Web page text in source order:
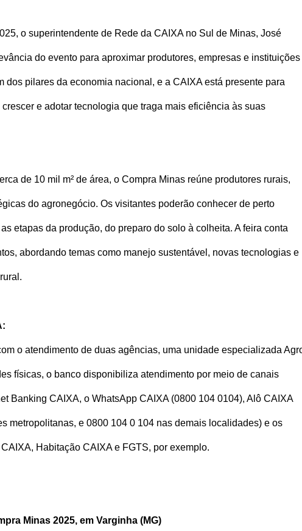
o superintendente de Rede da CAIXA no Sul de Minas, José
do evento para aproximar produtores, empresas e instituições
dos pilares da economia nacional, e a CAIXA está presente para
e adotar tecnologia que traga mais eficiência às suas
de 10 mil m² de área, o Compra Minas reúne produtores rurais,
do agronegócio. Os visitantes poderão conhecer de perto
etapas da produção, do preparo do solo à colheita. A feira conta
abordando temas como manejo sustentável, novas tecnologias e
o atendimento de duas agências, uma unidade especializada
físicas, o banco disponibiliza atendimento por meio de canais
Banking CAIXA, o WhatsApp CAIXA (0800 104 0104), Alô CAIXA
metropolitanas, e 0800 104 0 104 nas demais localidades) e os
Habitação CAIXA e FGTS, por exemplo.
Minas 2025, em Varginha (MG)